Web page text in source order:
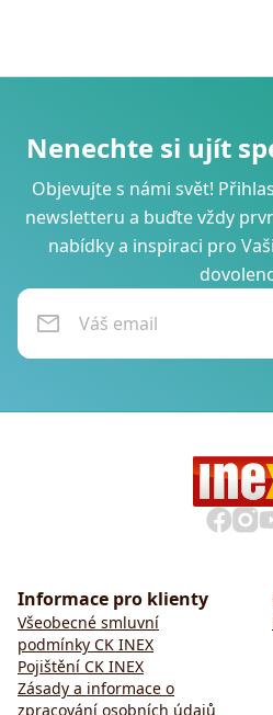
Nenechte si ujít
Objevujte s námi svět!
newsletteru a buďte vždy
nabídky a inspiraci pro
Informace pro klienty
Všeobecné smluvní
podmínky CK INEX
Pojištění CK INEX
Zásady a informace o
zpracování osobních údajů